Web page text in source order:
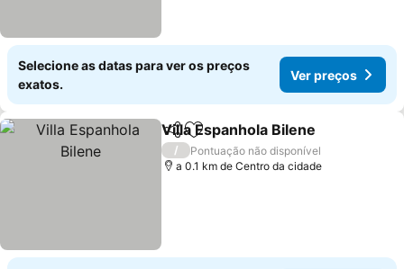
Selecione as datas para ver os preços
exatos.
Ver preços
PartilharAdicionar aos favoritos
Villa Espanhola Bilene
/
Pontuação não disponível
a 0.1 km de Centro da cidade